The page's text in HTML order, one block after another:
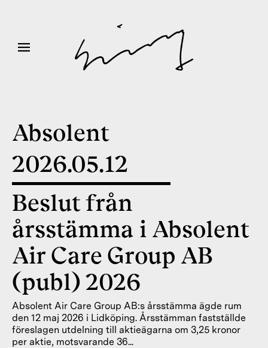
Absolent
Beslut från
årsstämma i Absolent
Air Care Group AB
(publ) 2026
Absolent Air Care Group AB:s årsstämma ägde rum
den 12 maj 2026 i Lidköping. Årsstämman fastställde
föreslagen utdelning till aktieägarna om 3,25 kronor
per aktie, motsvarande 36...
2026.05.12